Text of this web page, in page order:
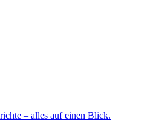
– alles auf einen Blick.